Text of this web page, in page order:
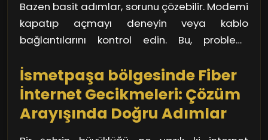
kaybetmemeniz için kritik bir noktadır.
hem de ağınızdaki performansı artıracaktır.
Güçlü bir destek ekibi, sorununuzu çok daha
hızlı bir şekilde çözebilir.
Bazen basit adımlar, sorunu çözebilir. Modemi
kapatıp açmayı deneyin veya kablo
bağlantılarını kontrol edin. Bu, problemi
seçenek olacaktır. Fiber internetin getirdiği
avantajlardan tam olarak faydalanmak için,
bağlantınızı düzenli olarak kontrol etmenizde
fayda var. Unutmayın, internet bağlantınız
İsmetpaşa bölgesinde Fiber
İnternet Gecikmeleri: Çözüm
Arayışında Doğru Adımlar